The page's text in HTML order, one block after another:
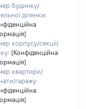
будинку/
ділянки:
корпусу/секції/
[Конфіденційна
квартири/
гаражу: